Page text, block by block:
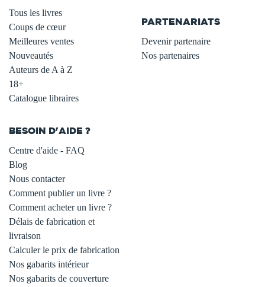
Tous les livres
Coups de cœur
Meilleures ventes
Nouveautés
Auteurs de A à Z
18+
Catalogue libraires
PARTENARIATS
Devenir partenaire
Nos partenaires
BESOIN D'AIDE ?
Centre d'aide - FAQ
Blog
Nous contacter
Comment publier un livre ?
Comment acheter un livre ?
Délais de fabrication et
livraison
Calculer le prix de fabrication
Nos gabarits intérieur
Nos gabarits de couverture